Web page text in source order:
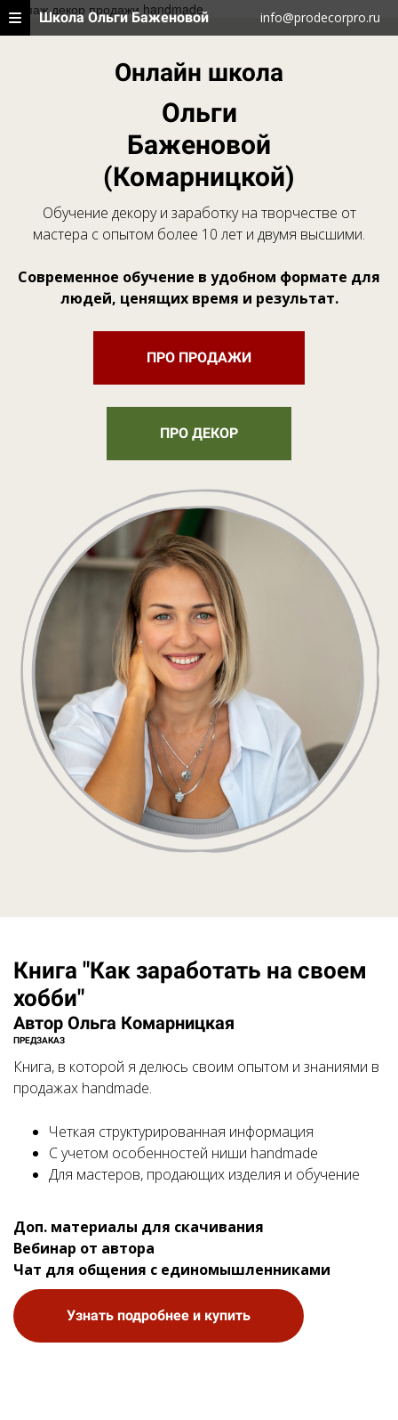
декупаж декор продажи handmade
Школа Ольги Баженовой info@prodecorpro.ru
Онлайн школа
Ольги
Баженовой
(Комарницкой)
Обучение декору и заработку на творчестве от
мастера с опытом более 10 лет и двумя высшими.
Современное обучение в удобном формате для
людей, ценящих время и результат.
ПРО ПРОДАЖИ
ПРО ДЕКОР
Книга "Как заработать на своем
хобби"
Автор Ольга Комарницкая
ПРЕДЗАКАЗ
Книга, в которой я делюсь своим опытом и знаниями в
продажах handmade.
Четкая структурированная информация
С учетом особенностей ниши handmade
Для мастеров, продающих изделия и обучение
Доп. материалы для скачивания
Вебинар от автора
Чат для общения с единомышленниками
Узнать подробнее и купить